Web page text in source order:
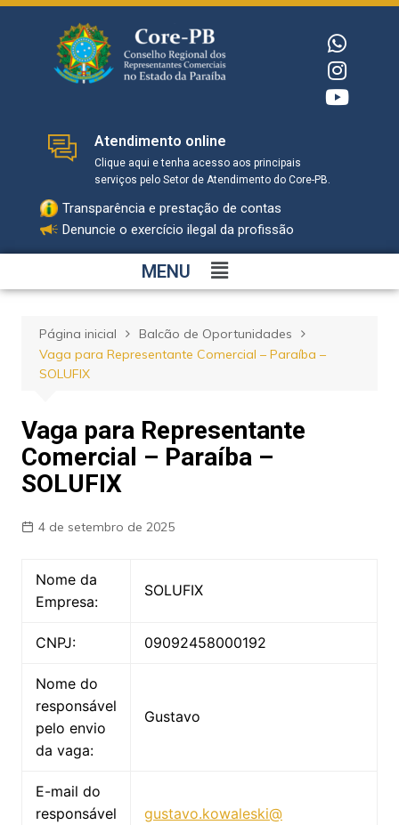
Atendimento online
Clique aqui e tenha acesso aos principais
serviços pelo Setor de Atendimento do Core-PB.
Transparência e prestação de contas
Denuncie o exercício ilegal da profissão
MENU
Página inicial
Balcão de Oportunidades
Vaga para Representante Comercial – Paraíba –
SOLUFIX
Vaga para Representante
Comercial – Paraíba –
SOLUFIX
4 de setembro de 2025
Nome da
Empresa:
SOLUFIX
CNPJ: 09092458000192
Nome do
responsável
pelo envio
da vaga:
Gustavo
E-mail do
responsável
gustavo.kowaleski@